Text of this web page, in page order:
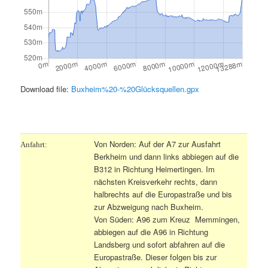
Download file: Buxheim%20-%20Glücksquellen.gpx
Anfahrt:
Von Norden: Auf der A7 zur Ausfahrt
Berkheim und dann links abbiegen auf die
B312 in Richtung Heimertingen. Im
nächsten Kreisverkehr rechts, dann
halbrechts auf die Europastraße und bis
zur Abzweigung nach Buxheim.
Von Süden: A96 zum Kreuz Memmingen,
abbiegen auf die A96 in Richtung
Landsberg und sofort abfahren auf die
Europastraße. Dieser folgen bis zur